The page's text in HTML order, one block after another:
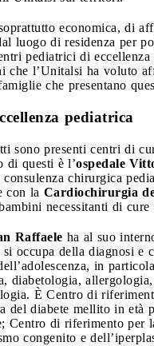
economica, di
luogo di residenza per
pediatrici di eccellenza
che l’Unitalsi ha voluto
che presentano
pediatrica
sono presenti centri di
di questi è l’ospedale
chirurgica
con la Cardiochirurgia
necessitanti di
Raffaele ha al suo
occupa della diagnosi e
in
diabetologia,
È Centro di
del diabete mellito in età
Centro di riferimento per
congenito e